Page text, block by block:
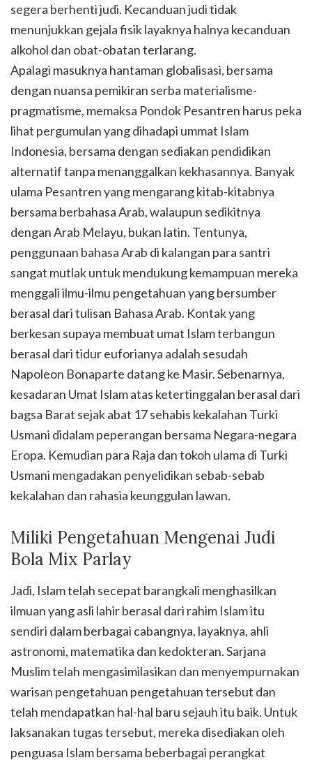
segera berhenti judi. Kecanduan judi tidak
menunjukkan gejala fisik layaknya halnya kecanduan
alkohol dan obat-obatan terlarang.
Apalagi masuknya hantaman globalisasi, bersama
dengan nuansa pemikiran serba materialisme-
pragmatisme, memaksa Pondok Pesantren harus peka
lihat pergumulan yang dihadapi ummat Islam
Indonesia, bersama dengan sediakan pendidikan
alternatif tanpa menanggalkan kekhasannya. Banyak
ulama Pesantren yang mengarang kitab-kitabnya
bersama berbahasa Arab, walaupun sedikitnya
dengan Arab Melayu, bukan latin. Tentunya,
penggunaan bahasa Arab di kalangan para santri
sangat mutlak untuk mendukung kemampuan mereka
menggali ilmu-ilmu pengetahuan yang bersumber
berasal dari tulisan Bahasa Arab. Kontak yang
berkesan supaya membuat umat Islam terbangun
berasal dari tidur euforianya adalah sesudah
Napoleon Bonaparte datang ke Masir. Sebenarnya,
kesadaran Umat Islam atas ketertinggalan berasal dari
bagsa Barat sejak abat 17 sehabis kekalahan Turki
Usmani didalam peperangan bersama Negara-negara
Eropa. Kemudian para Raja dan tokoh ulama di Turki
Usmani mengadakan penyelidikan sebab-sebab
kekalahan dan rahasia keunggulan lawan.
Miliki Pengetahuan Mengenai Judi
Bola Mix Parlay
Jadi, Islam telah secepat barangkali menghasilkan
ilmuan yang asli lahir berasal dari rahim Islam itu
sendiri dalam berbagai cabangnya, layaknya, ahli
astronomi, matematika dan kedokteran. Sarjana
Muslim telah mengasimilasikan dan menyempurnakan
warisan pengetahuan pengetahuan tersebut dan
telah mendapatkan hal-hal baru sejauh itu baik. Untuk
laksanakan tugas tersebut, mereka disediakan oleh
penguasa Islam bersama beberbagai perangkat